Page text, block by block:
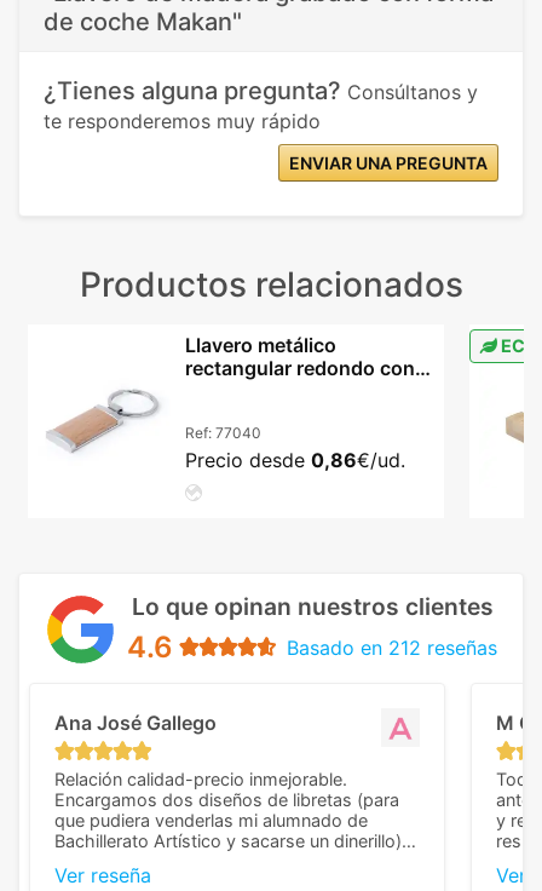
de coche Makan"
¿Tienes alguna pregunta? Consúltanos y
te responderemos muy rápido
ENVIAR UNA PREGUNTA
Productos relacionados
Llavero metálico
rectangular redondo con
Ref: 77040
Precio desde 0,86€/ud.
ECO
Lo que opinan nuestros clientes
4.6 Basado en 212 reseñas
Ana José Gallego
Relación calidad-precio inmejorable.
Encargamos dos diseños de libretas (para
que pudiera venderlas mi alumnado de
Bachillerato Artístico y sacarse un dinerillo) y
diferencia, con libretas de muy buena calidad
Ver reseña
M C
Todo
y
Ver